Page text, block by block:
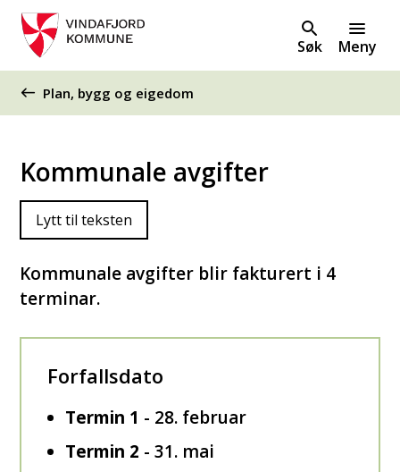
Søk Meny
Du er her:
Plan, bygg og eigedom
Kommunale avgifter
Lytt til teksten
Kommunale avgifter blir fakturert i 4
terminar.
Forfallsdato
Termin 1 - 28. februar
Termin 2 - 31. mai